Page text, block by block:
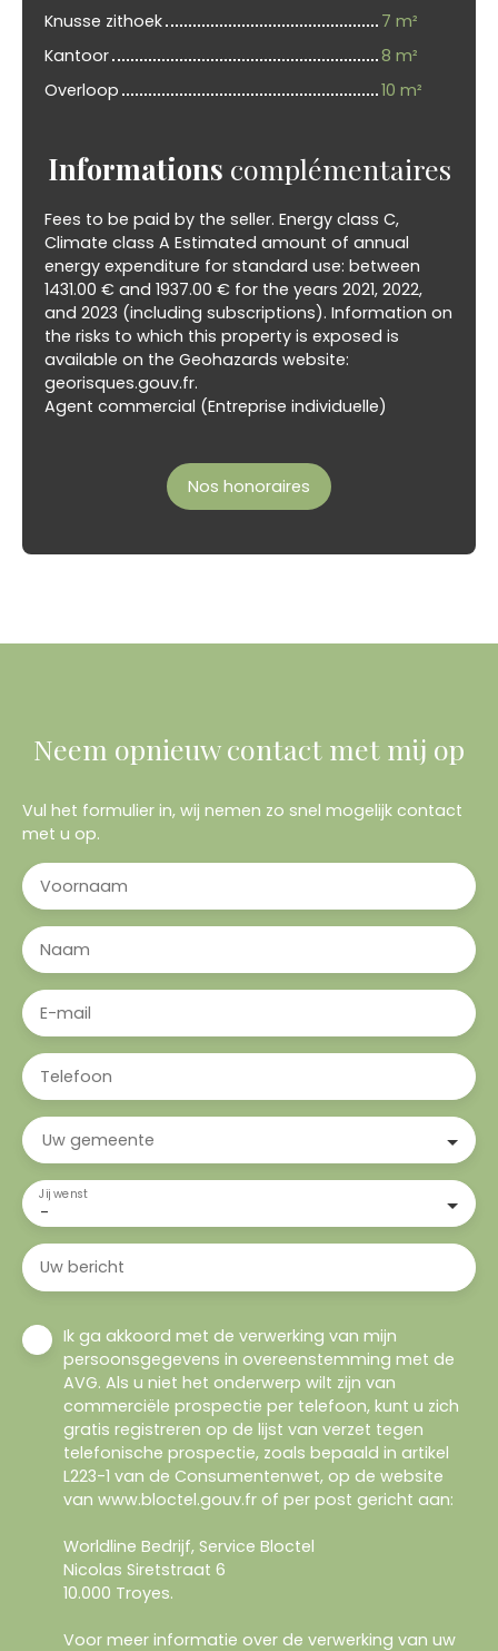
Knusse zithoek
7 m²
Kantoor
8 m²
Overloop
10 m²
Informations complémentaires
Fees to be paid by the seller. Energy class C,
Climate class A Estimated amount of annual
energy expenditure for standard use: between
1431.00 € and 1937.00 € for the years 2021, 2022,
and 2023 (including subscriptions). Information on
the risks to which this property is exposed is
available on the Geohazards website:
georisques.gouv.fr.
Agent commercial (Entreprise individuelle)
Nos honoraires
Neem opnieuw contact met mij op
Vul het formulier in, wij nemen zo snel mogelijk contact
met u op.
Voornaam
Naam
E-mail
Telefoon
Uw gemeente
-
Jij wenst
Uw bericht
Ik ga akkoord met de verwerking van mijn
persoonsgegevens in overeenstemming met de
AVG. Als u niet het onderwerp wilt zijn van
commerciële prospectie per telefoon, kunt u zich
gratis registreren op de lijst van verzet tegen
telefonische prospectie, zoals bepaald in artikel
L223-1 van de Consumentenwet, op de website
van www.bloctel.gouv.fr of per post gericht aan:
Worldline Bedrijf, Service Bloctel
Nicolas Siretstraat 6
10.000 Troyes.
Voor meer informatie over de verwerking van uw